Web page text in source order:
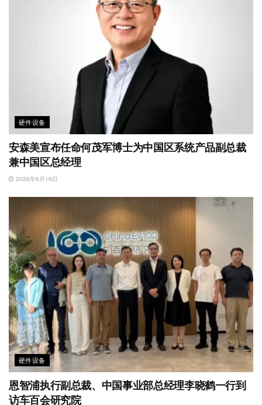
硬件设备
安森美宣布任命何茂军博士为中国区系统产品副总裁
兼中国区总经理
2026年6月16日
硬件设备
恩智浦执行副总裁、中国事业部总经理李晓鹤一行到
访车百会研究院